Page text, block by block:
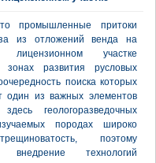
промышленные притоки
из отложений венда на
лицензионном участке
развития русловых
поиска которых
один из важных элементов
геологоразведочных
породах широко
поэтому
внедрение технологий